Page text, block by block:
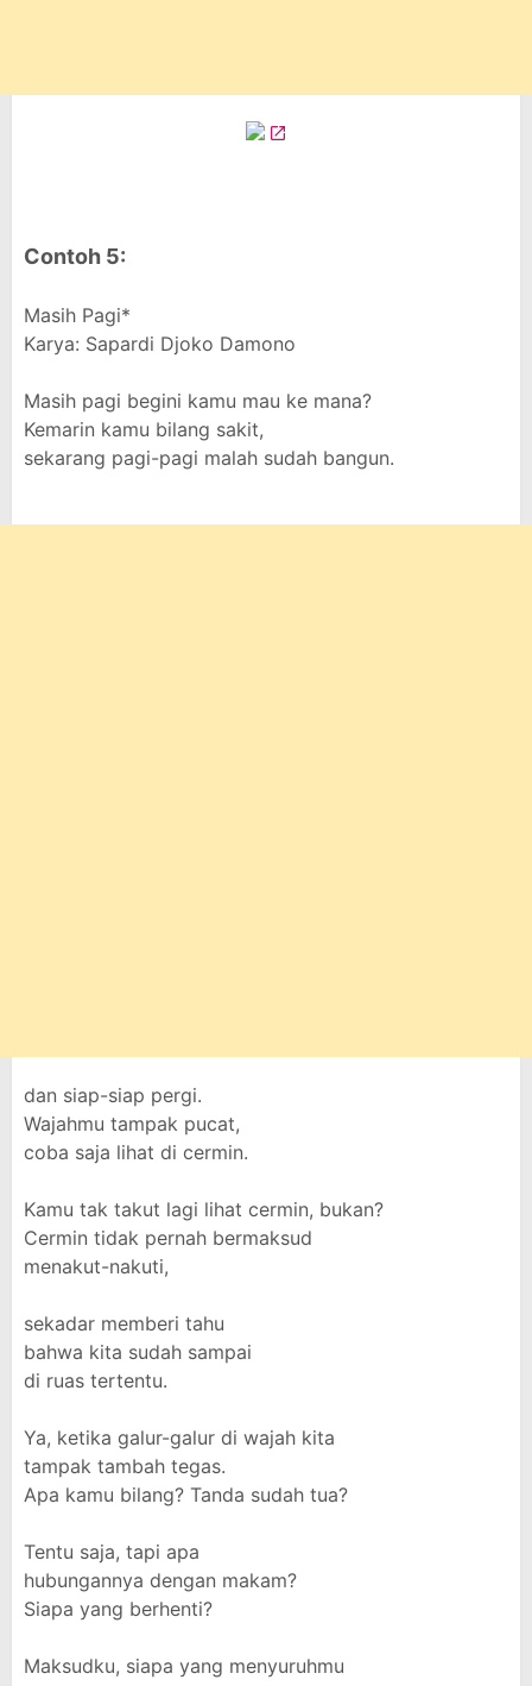
Contoh 5:
Masih Pagi*
Karya: Sapardi Djoko Damono
Masih pagi begini kamu mau ke mana?
Kemarin kamu bilang sakit,
sekarang pagi-pagi malah sudah bangun.
dan siap-siap pergi.
Wajahmu tampak pucat,
coba saja lihat di cermin.
Kamu tak takut lagi lihat cermin, bukan?
Cermin tidak pernah bermaksud
menakut-nakuti,
sekadar memberi tahu
bahwa kita sudah sampai
di ruas tertentu.
Ya, ketika galur-galur di wajah kita
tampak tambah tegas.
Apa kamu bilang? Tanda sudah tua?
Tentu saja, tapi apa
hubungannya dengan makam?
Siapa yang berhenti?
Maksudku, siapa yang menyuruhmu